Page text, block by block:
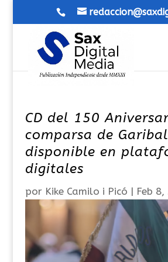
CD del 150
comparsa de
disponible en
digitales
por Kike Camilo i Picó | Feb 8,